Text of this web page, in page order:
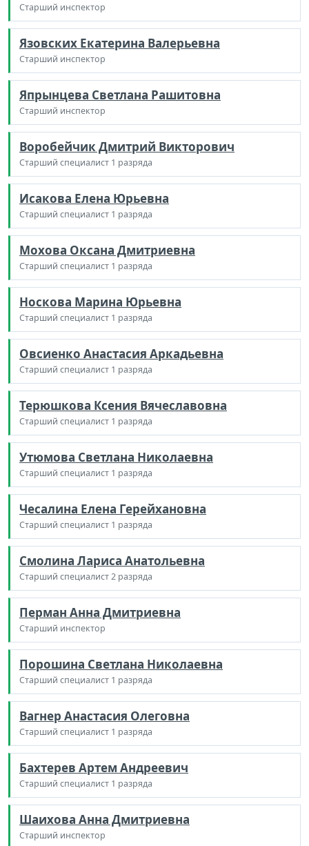
Старший инспектор
Язовских Екатерина Валерьевна
Старший инспектор
Япрынцева Светлана Рашитовна
Старший инспектор
Воробейчик Дмитрий Викторович
Старший специалист 1 разряда
Исакова Елена Юрьевна
Старший специалист 1 разряда
Мохова Оксана Дмитриевна
Старший специалист 1 разряда
Носкова Марина Юрьевна
Старший специалист 1 разряда
Овсиенко Анастасия Аркадьевна
Старший специалист 1 разряда
Терюшкова Ксения Вячеславовна
Старший специалист 1 разряда
Утюмова Светлана Николаевна
Старший специалист 1 разряда
Чесалина Елена Герейхановна
Старший специалист 1 разряда
Смолина Лариса Анатольевна
Старший специалист 2 разряда
Перман Анна Дмитриевна
Старший инспектор
Порошина Светлана Николаевна
Старший специалист 1 разряда
Вагнер Анастасия Олеговна
Старший специалист 1 разряда
Бахтерев Артем Андреевич
Старший специалист 1 разряда
Шаихова Анна Дмитриевна
Старший инспектор